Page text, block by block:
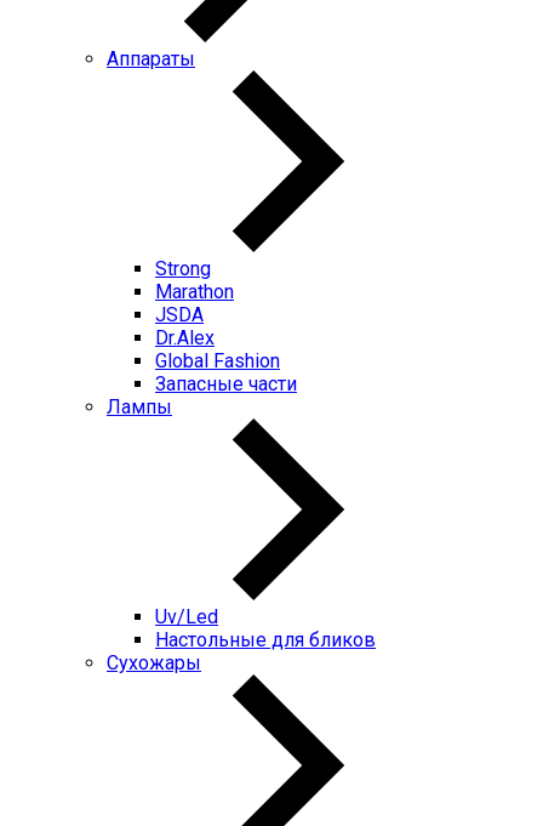
Аппараты
Strong
Marathon
JSDA
Dr.Alex
Global Fashion
Запасные части
Лампы
Uv/Led
Настольные для бликов
Сухожары